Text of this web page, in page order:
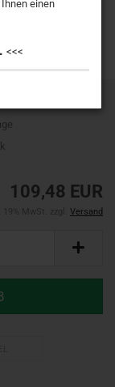
einen
<<<
109,48 EUR
Versand